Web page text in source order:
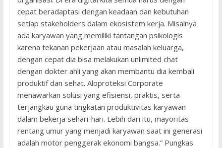
cepat beradaptasi dengan keadaan dan kebutuhan
setiap stakeholders dalam ekosistem kerja. Misalnya
ada karyawan yang memiliki tantangan psikologis
karena tekanan pekerjaan atau masalah keluarga,
dengan cepat dia bisa melakukan unlimited chat
dengan dokter ahli yang akan membantu dia kembali
produktif dan sehat. Aloproteksi Corporate
menawarkan solusi yang efisiensi, praktis, serta
terjangkau guna tingkatan produktivitas karyawan
dalam bekerja sehari-hari. Lebih dari itu, mayoritas
rentang umur yang menjadi karyawan saat ini generasi
adalah motor penggerak ekonomi bangsa.” Pungkas